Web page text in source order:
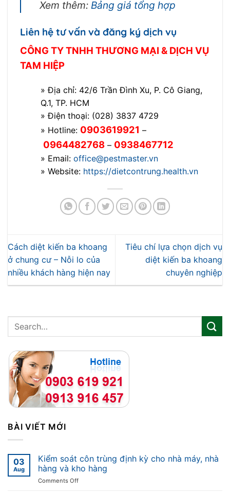
Xem thêm: Bảng giá tổng hợp
Liên hệ tư vấn và đăng ký dịch vụ
CÔNG TY TNHH THƯƠNG MẠI & DỊCH VỤ
TAM HIỆP
» Địa chỉ: 42/6 Trần Đình Xu, P. Cô Giang,
Q.1, TP. HCM
» Điện thoại: (028) 3837 4729
» Hotline: 0903619921 –
0964482768 – 0938467712
» Email: office@pestmaster.vn
» Website: https://dietcontrung.health.vn
Cách diệt kiến ba khoang
ở chung cư – Nỗi lo của
nhiều khách hàng hiện nay
Tiêu chí lựa chọn dịch vụ
diệt kiến ba khoang
chuyên nghiệp
BÀI VIẾT MỚI
03
Aug
Kiểm soát côn trùng định kỳ cho nhà máy, nhà
hàng và kho hàng
Comments Offon